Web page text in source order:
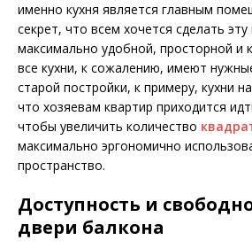
именно кухня является главным
секрет, что всем хочется сделать
максимально удобной, просторной и
все кухни, к сожалению, имеют
старой постройки, к примеру, кухни
что хозяевам квартир приходится
чтобы увеличить количество
максимально эргономично
пространство.
Доступность и
двери балкона